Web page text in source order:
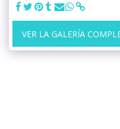
VER LA GALERÍA